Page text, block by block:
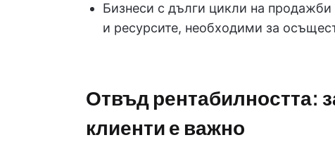
Бизнеси с дълги цикли на продажби
и ресурсите, необходими за
Отвъд рентабилността:
клиенти е важно